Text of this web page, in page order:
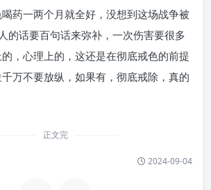
药一两个月就全好，没想到这场战争被
的话要百句话来弥补，一次伤害要很多
，心理上的，这还是在彻底戒色的前提
万不要放纵，如果有，彻底戒除，真的
正文完
2024-09-04